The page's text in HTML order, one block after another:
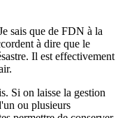
sais que de FDN à la
à dire que le
Il est effectivement
Si on laisse la gestion
ou plusieurs